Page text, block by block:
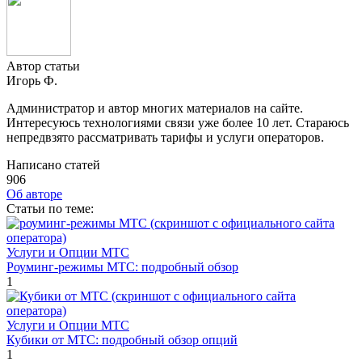
Автор статьи
Игорь Ф.
Администратор и автор многих материалов на сайте.
Интересуюсь технологиями связи уже более 10 лет. Стараюсь
непредвзято рассматривать тарифы и услуги операторов.
Написано статей
906
Об авторе
Cтатьи по теме:
Услуги и Опции МТС
Роуминг-режимы МТС: подробный обзор
1
Услуги и Опции МТС
Кубики от МТС: подробный обзор опций
1